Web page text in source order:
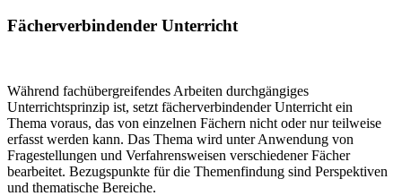
Fächerverbindender Unterricht
Während fachübergreifendes Arbeiten durchgängiges
Unterrichtsprinzip ist, setzt fächerverbindender Unterricht ein
Thema voraus, das von einzelnen Fächern nicht oder nur teilweise
erfasst werden kann. Das Thema wird unter Anwendung von
Fragestellungen und Verfahrensweisen verschiedener Fächer
bearbeitet. Bezugspunkte für die Themenfindung sind Perspektiven
und thematische Bereiche.